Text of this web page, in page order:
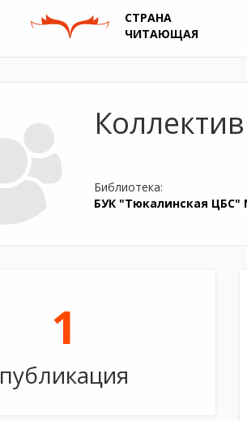
СТРАНА
ЧИТАЮЩАЯ
Библиотека:
БУК "Тюкалинская
1
публикация